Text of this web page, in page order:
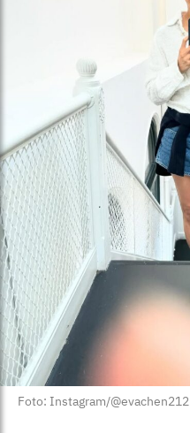
Foto: Instagram/@evachen212